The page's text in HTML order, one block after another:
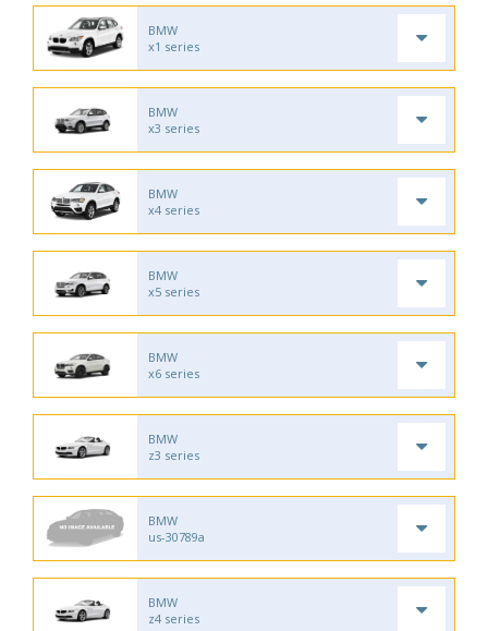
BMW
x1 series
BMW
x3 series
BMW
x4 series
BMW
x5 series
BMW
x6 series
BMW
z3 series
BMW
us-30789a
BMW
z4 series